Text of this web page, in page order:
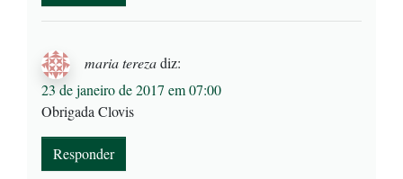
maria terezadiz:
23 de janeiro de 2017 em 07:00
Obrigada Clovis
Responder